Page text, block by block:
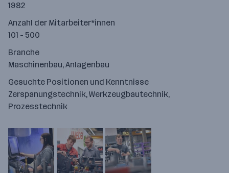
1982
Anzahl der Mitarbeiter*innen
101 - 500
Branche
Maschinenbau, Anlagenbau
Gesuchte Positionen und Kenntnisse
Zerspanungstechnik, Werkzeugbautechnik,
Prozesstechnik